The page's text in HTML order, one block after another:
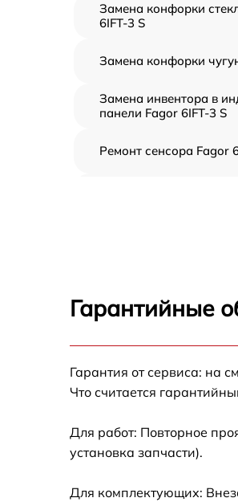
Замена конфорки
6IFT-3 S
Замена конфорки
Замена инвентора в
панели Fagor 6IFT-3 S
Ремонт сенсора Fagor
Замена сенсора Fagor
Гарантийные
Гарантия от сервиса: на
Что считается
Для работ: Повторное
установка запчасти).
Для комплектующих: